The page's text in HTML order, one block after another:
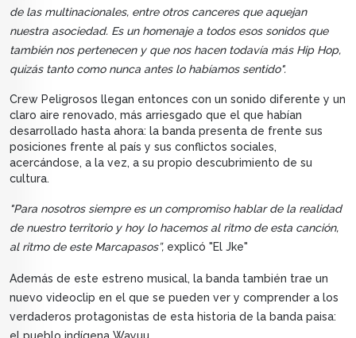
de las multinacionales, entre otros canceres que aquejan
nuestra asociedad. Es un homenaje a todos esos sonidos que
también nos pertenecen y que nos hacen todavía más Hip Hop,
quizás tanto como nunca antes lo habíamos sentido".
Crew Peligrosos llegan entonces con un sonido diferente y un
claro aire renovado, más arriesgado que el que habían
desarrollado hasta ahora: la banda presenta de frente sus
posiciones frente al país y sus conflictos sociales,
acercándose, a la vez, a su propio descubrimiento de su
cultura.
"Para nosotros siempre es un compromiso hablar de la realidad
de nuestro territorio y hoy lo hacemos al ritmo de esta canción,
al ritmo de este Marcapasos”, explicó "El Jke"
Además de este estreno musical, la banda también trae un
nuevo videoclip en el que se pueden ver y comprender a los
verdaderos protagonistas de esta historia de la banda paisa:
el pueblo indígena Wayuu.